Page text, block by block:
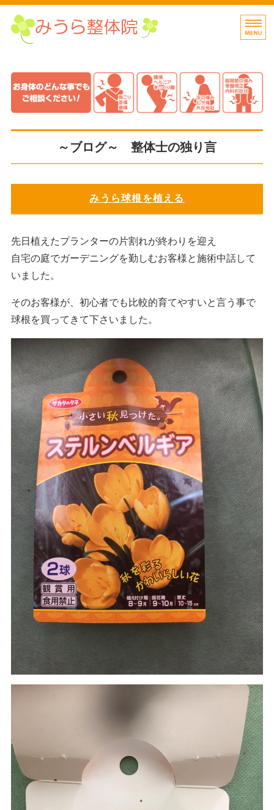
四日市で肩こり・腰
ホーム
料金案内・お客様の声
初めての方へ
東洋整体蘇生術とは
～ブログ～ 整体士の独り言
みうら球根を植える
先日植えたプランターの片割れが終わりを迎え
自宅の庭でガーデニングを勤しむお客様と施術中話して
いました。
そのお客様が、初心者でも比較的育てやすいと言う事で
球根を買ってきて下さいました。